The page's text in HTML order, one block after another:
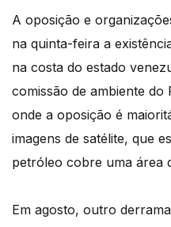
A oposição e
na quinta-feira a
na costa do estado
comissão de ambiente
onde a oposição é
imagens de satélite, que
petróleo cobre uma área
Em agosto, outro